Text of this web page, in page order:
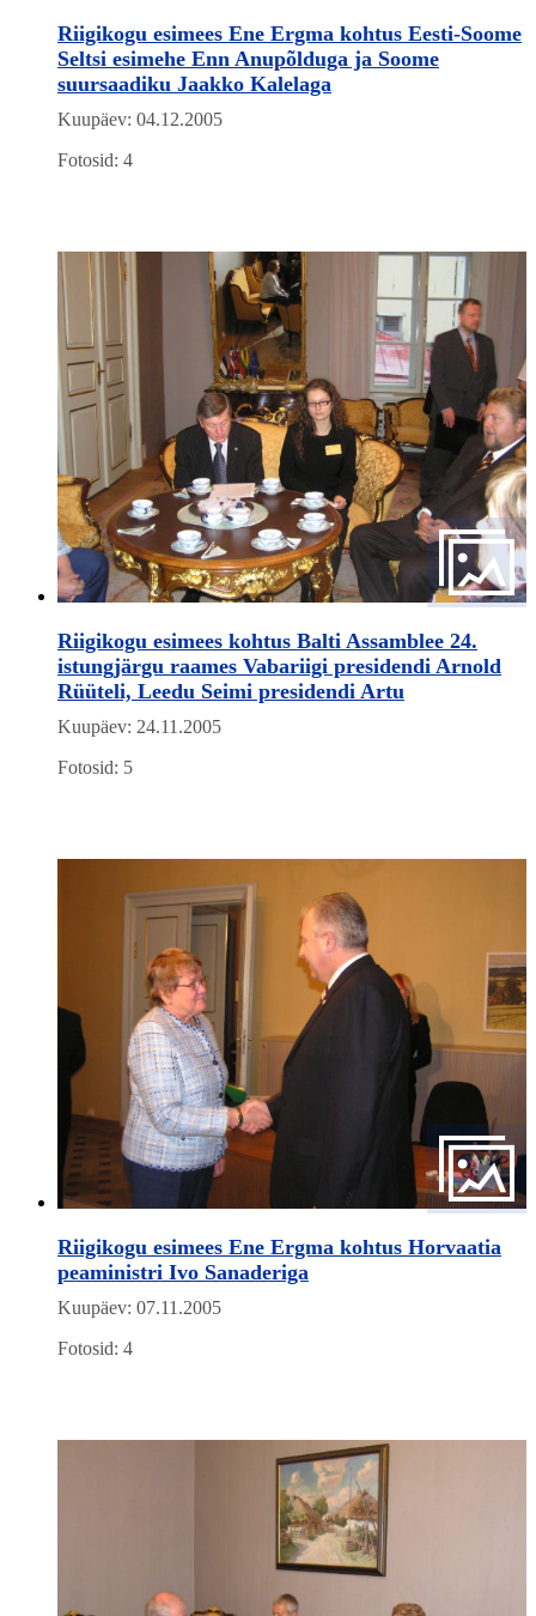
Riigikogu esimees Ene Ergma kohtus Eesti-Soome
Seltsi esimehe Enn Anupõlduga ja Soome
suursaadiku Jaakko Kalelaga
Kuupäev: 04.12.2005
Fotosid: 4
Riigikogu esimees kohtus Balti Assamblee 24.
istungjärgu raames Vabariigi presidendi Arnold
Rüüteli, Leedu Seimi presidendi Artu
Kuupäev: 24.11.2005
Fotosid: 5
Riigikogu esimees Ene Ergma kohtus Horvaatia
peaministri Ivo Sanaderiga
Kuupäev: 07.11.2005
Fotosid: 4